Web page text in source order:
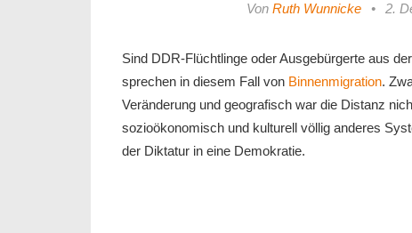
Von Ruth Wunnicke • 2.
Sind DDR-Flüchtlinge oder Ausgebürgerte aus
sprechen in diesem Fall von Binnenmigration.
Veränderung und geografisch war die Distanz
sozioökonomisch und kulturell völlig anderes
der Diktatur in eine Demokratie.